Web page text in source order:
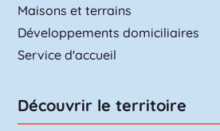
Maisons et terrains
Développements domiciliaires
Service d'accueil
Découvrir le territoire